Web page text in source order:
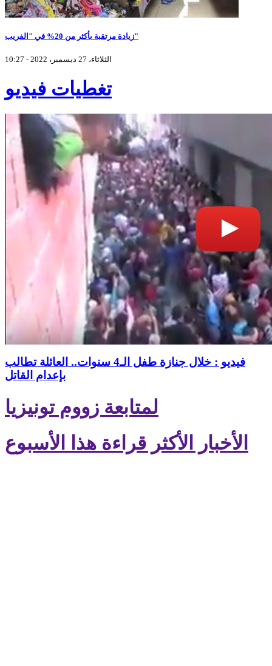
زيادة مرتقبة بأكثر من 20% في "الفريب"
الثلاثاء، 27 ديسمبر، 2022 - 10:27
تغطيات فيديو
فيديو : خلال جنازة طفل الـ4 سنوات.. العائلة تطالب
بإعدام القاتل
لمتابعة زووم تونيزيا
الأخبار الأكثر قراءة هذا الأسبوع